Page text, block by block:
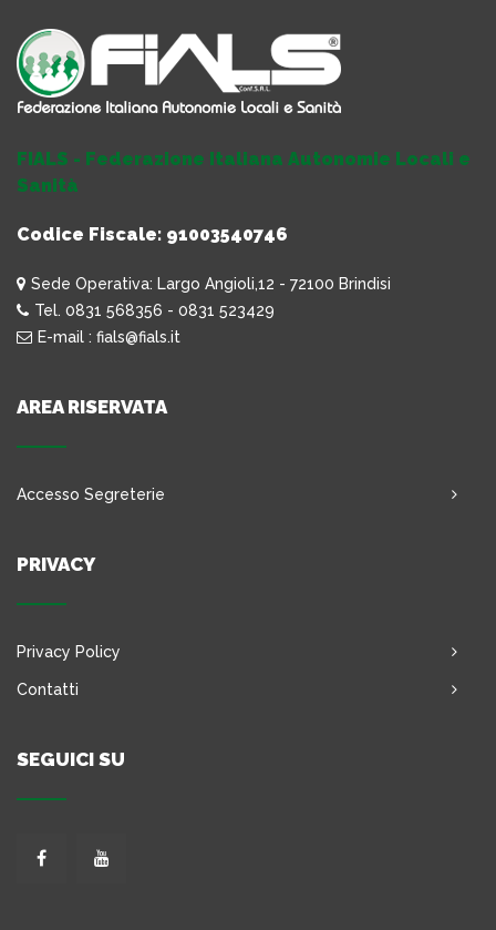
FIALS - Federazione Italiana Autonomie Locali e
Sanità
Codice Fiscale: 91003540746
Sede Operativa: Largo Angioli,12 - 72100 Brindisi
Tel. 0831 568356 - 0831 523429
E-mail : fials@fials.it
AREA RISERVATA
Accesso Segreterie
PRIVACY
Privacy Policy
Contatti
SEGUICI SU